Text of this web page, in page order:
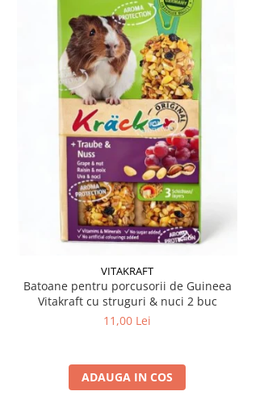
VITAKRAFT
Batoane pentru porcusorii de Guineea
Vitakraft cu struguri & nuci 2 buc
11,00 Lei
ADAUGA IN COS